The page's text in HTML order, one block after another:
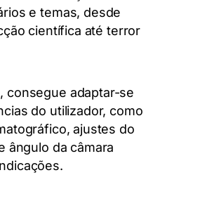
e temas, desde
científica até terror
consegue adaptar-se
do utilizador, como
ajustes do
ângulo da câmara